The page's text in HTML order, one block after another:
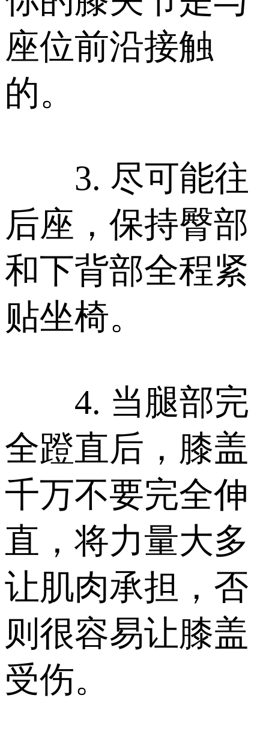
座位前沿接触
的。
3. 尽可能往
后座，保持臀部
和下背部全程紧
贴坐椅。
4. 当腿部完
全蹬直后，膝盖
千万不要完全伸
直，将力量大多
让肌肉承担，否
则很容易让膝盖
受伤。